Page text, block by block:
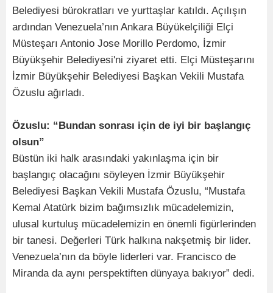
Belediyesi bürokratları ve yurttaşlar katıldı. Açılışın
ardından Venezuela’nın Ankara Büyükelçiliği Elçi
Müsteşarı Antonio Jose Morillo Perdomo, İzmir
Büyükşehir Belediyesi'ni ziyaret etti. Elçi Müsteşarını
İzmir Büyükşehir Belediyesi Başkan Vekili Mustafa
Özuslu ağırladı.
Özuslu: “Bundan sonrası için de iyi bir başlangıç
olsun”
Büstün iki halk arasındaki yakınlaşma için bir
başlangıç olacağını söyleyen İzmir Büyükşehir
Belediyesi Başkan Vekili Mustafa Özuslu, “Mustafa
Kemal Atatürk bizim bağımsızlık mücadelemizin,
ulusal kurtuluş mücadelemizin en önemli figürlerinden
bir tanesi. Değerleri Türk halkına nakşetmiş bir lider.
Venezuela’nın da böyle liderleri var. Francisco de
Miranda da aynı perspektiften dünyaya bakıyor” dedi.